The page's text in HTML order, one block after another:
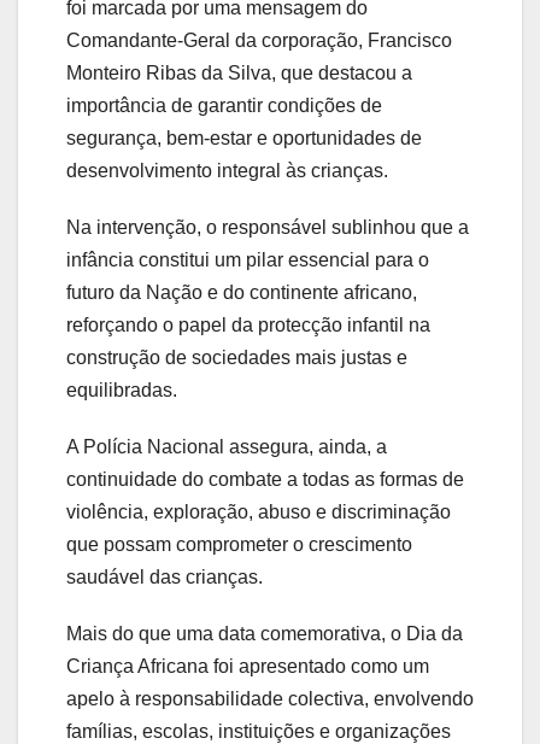
foi marcada por uma mensagem do
Comandante-Geral da corporação, Francisco
Monteiro Ribas da Silva, que destacou a
importância de garantir condições de
segurança, bem-estar e oportunidades de
desenvolvimento integral às crianças.
Na intervenção, o responsável sublinhou que a
infância constitui um pilar essencial para o
futuro da Nação e do continente africano,
reforçando o papel da protecção infantil na
construção de sociedades mais justas e
equilibradas.
A Polícia Nacional assegura, ainda, a
continuidade do combate a todas as formas de
violência, exploração, abuso e discriminação
que possam comprometer o crescimento
saudável das crianças.
Mais do que uma data comemorativa, o Dia da
Criança Africana foi apresentado como um
apelo à responsabilidade colectiva, envolvendo
famílias, escolas, instituições e organizações